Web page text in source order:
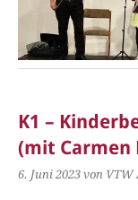
K1 –
(mit Carmen
6. Juni 2023 von VTW